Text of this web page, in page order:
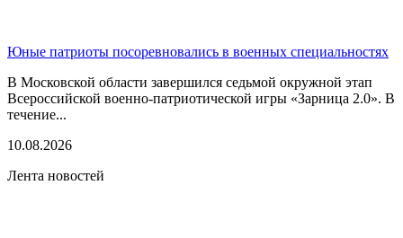
Юные патриоты посоревновались в военных специальностях
В Московской области завершился седьмой окружной этап
Всероссийской военно-патриотической игры «Зарница 2.0». В
течение...
10.08.2026
Лента новостей